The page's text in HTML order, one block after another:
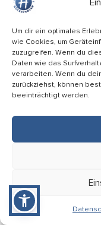
Um dir ein optimales
wie Cookies, um
zuzugreifen. Wenn du
Daten wie das
verarbeiten. Wenn du
zurückziehst, können
beeinträchtigt werden.
Wochenmarkt am
08:00 Uhr
Hückelhoven